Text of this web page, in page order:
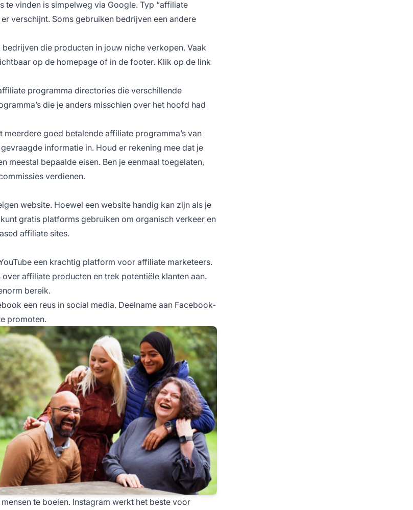
te vinden is simpelweg via Google. Typ “affiliate
verschijnt. Soms gebruiken bedrijven een andere
die producten in jouw niche verkopen. Vaak
op de homepage of in de footer. Klik op de link
programma directoriesdie verschillende
die je anders misschien over het hoofd had
goed betalende affiliate programma’s van
informatie in. Houd er rekening mee dat je
bepaalde eisen. Ben je eenmaal toegelaten,
verdienen.
website. Hoewel een website handig kan zijn als je
gratis platforms gebruiken om organisch verkeer en
affiliate sites.
een krachtig platform voor affiliate marketeers.
affiliate producten en trek potentiële klanten aan.
bereik.
een reus in social media. Deelname aan Facebook-
promoten.
te boeien. Instagram werkt het beste voor